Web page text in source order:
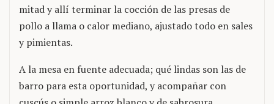
mitad y allí terminar la cocción de las presas de
pollo a llama o calor mediano, ajustado todo en sales
y pimientas.
A la mesa en fuente adecuada; qué lindas son las de
barro para esta oportunidad, y acompañar con